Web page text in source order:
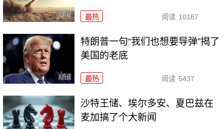
最热 阅读 10187
特朗普一句“我们也想要导弹”揭了
美国的老底
最热 阅读 5437
沙特王储、埃尔多安、夏巴兹在
麦加搞了个大新闻